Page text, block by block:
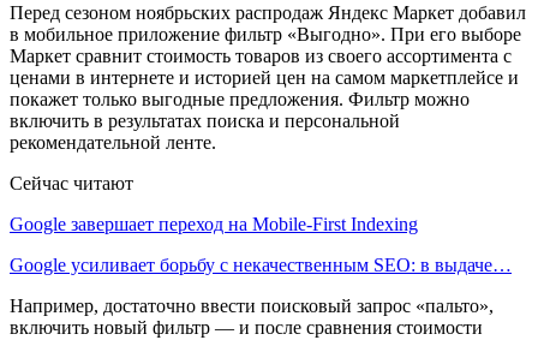
Перед сезоном ноябрьских распродаж Яндекс Маркет добавил
в мобильное приложение фильтр «Выгодно». При его выборе
Маркет сравнит стоимость товаров из своего ассортимента с
ценами в интернете и историей цен на самом маркетплейсе и
покажет только выгодные предложения. Фильтр можно
включить в результатах поиска и персональной
рекомендательной ленте.
Сейчас читают
Google завершает переход на Mobile-First Indexing
Google усиливает борьбу с некачественным SEO: в выдаче…
Например, достаточно ввести поисковый запрос «пальто»,
включить новый фильтр — и после сравнения стоимости